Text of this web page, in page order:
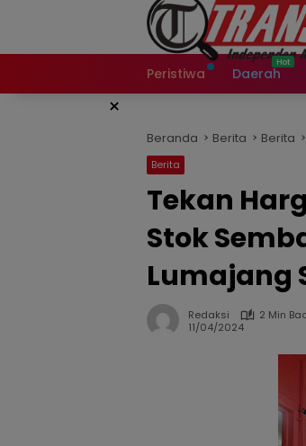
Peristiwa
Daerah
×
Beranda Berita Berita
Berita
Tekan
Stok
Lumajang
Redaksi
2 Min
11/04/2024